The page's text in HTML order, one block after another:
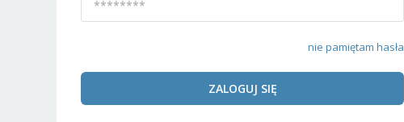
nie pamiętam hasła
ZALOGUJ SIĘ